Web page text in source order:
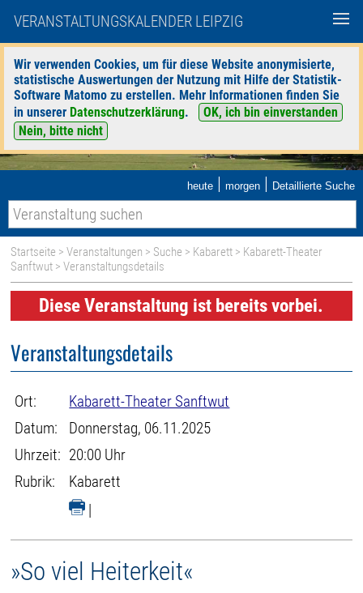
VERANSTALTUNGSKALENDER LEIPZIG
Wir verwenden Cookies, um für diese Website anonymisierte,
statistische Auswertungen der Nutzung mit Hilfe der Statistik-
Software Matomo zu erstellen. Mehr Informationen finden Sie
in unserer Datenschutzerklärung.
OK, ich bin einverstanden
Nein, bitte nicht
heute | morgen | Detaillierte Suche
Startseite >Veranstaltungen > Suche > Kabarett > Kabarett-Theater
Sanftwut > Veranstaltungsdetails
Diese Veranstaltung ist bereits vorbei.
Veranstaltungsdetails
Ort:
Kabarett-Theater Sanftwut
Datum:
Donnerstag, 06.11.2025
Uhrzeit: 20:00 Uhr
Rubrik:
Kabarett
|
»So viel Heiterkeit«